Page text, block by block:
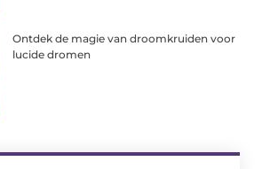
Ontdek de magie van droomkruiden voor
lucide dromen